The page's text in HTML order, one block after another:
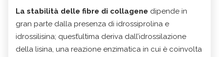
La stabilità delle fibre di collagene dipende in
gran parte dalla presenza di idrossiprolina e
idrossilisina; quest’ultima deriva dall’idrossilazione
della lisina, una reazione enzimatica in cui è coinvolta